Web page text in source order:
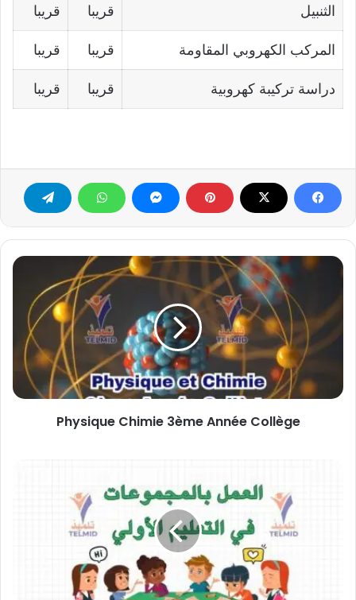
الثنبيل قريبا قريبا
المركب الكهروبي المقاومة قريبا قريبا
دراسة تركيبة كهروبية قريبا قريبا
Physique
3ème
Année
Collège
Physique Chimie 3ème Année Collège